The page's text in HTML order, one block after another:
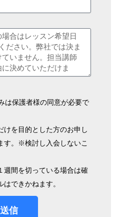
は保護者様の同意が必要で
けを目的とした方のお申し
す。※検討し入会しないこ
週間を切っている場合は確
できかねます。
送信